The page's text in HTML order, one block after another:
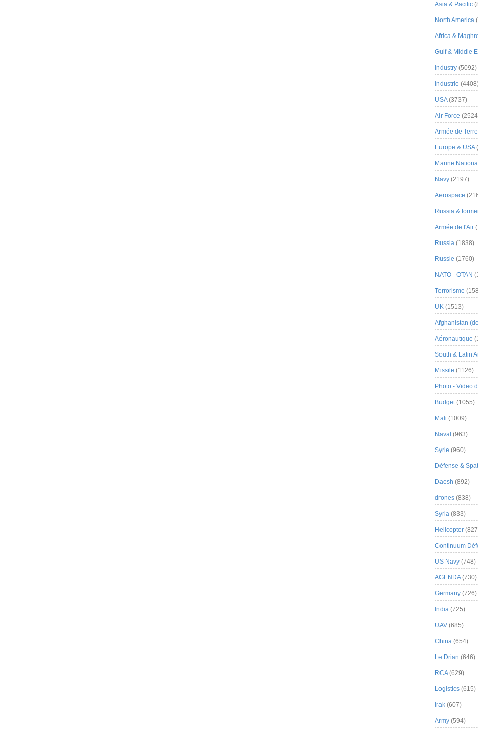
Asia & Pacific
North America
Africa &
Gulf & Middle
Industry (5092)
Industrie
USA(3737)
Air Force
Armée de Terre
Europe & USA
Marine
Navy (2197)
Aerospace
Russia &
Armée de l'Air
Russia (1838)
Russie (1760)
NATO - OTAN
Terrorisme
UK (1513)
Afghanistan
Aéronautique
South & Latin
Missile (1126)
Photo - Video
Budget(1055)
Mali (1009)
Naval (963)
Syrie (960)
Défense &
Daesh (892)
drones (838)
Syria (833)
Helicopter
Continuum
US Navy (748)
AGENDA(730)
Germany (726)
India (725)
UAV (685)
China (654)
Le Drian (646)
RCA(629)
Logistics (615)
Irak (607)
Army (594)